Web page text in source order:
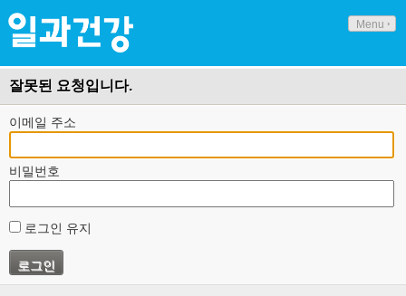
Menu
잘못된 요청입니다.
이메일 주소
비밀번호
로그인 유지